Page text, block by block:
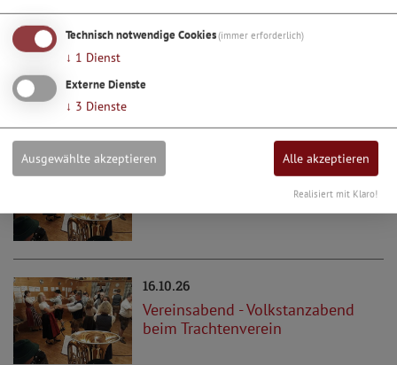
gesungen oder das "Bibihendal"? Wenn wir
wir traditionelle bayerische Spiele.
18.09.26
Vereinsabend - Volkstanzabend
16.10.26
Vereinsabend - Volkstanzabend
beim Trachtenverein
Technisch notwendige Cookies(immer erforderlich)
↓ 1 Dienst
Externe Dienste
↓ 3 Dienste
Ausgewählte akzeptieren Alle akzeptieren
Realisiert mit Klaro!